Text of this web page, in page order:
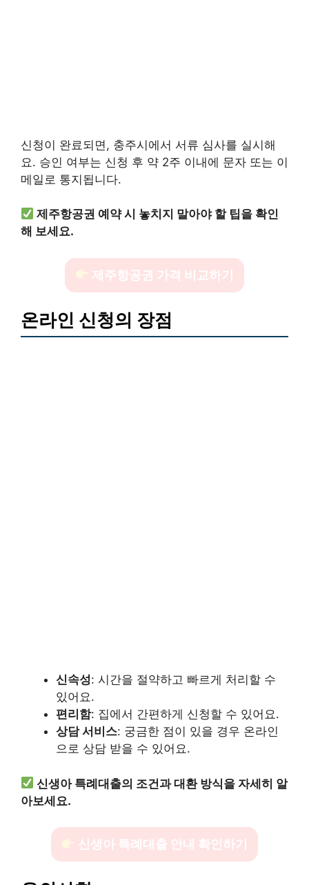
신청이 완료되면, 충주시에서 서류 심사를 실시해
요. 승인 여부는 신청 후 약 2주 이내에 문자 또는 이
메일로 통지됩니다.
제주항공권 예약 시 놓치지 말아야 할 팁을 확인
해 보세요.
제주항공권 가격 비교하기
온라인 신청의 장점
신속성: 시간을 절약하고 빠르게 처리할 수
있어요.
편리함: 집에서 간편하게 신청할 수 있어요.
상담 서비스: 궁금한 점이 있을 경우 온라인
으로 상담 받을 수 있어요.
신생아 특례대출의 조건과 대환 방식을 자세히 알
아보세요.
신생아 특례대출 안내 확인하기